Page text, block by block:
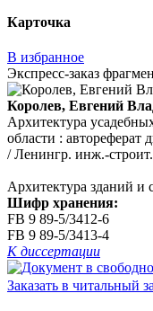
Карточка
В избранное
Экспресс-заказ
Королев, Евгений
Архитектура
области : автореферат
/ Ленингр. инж.-
Архитектура зданий и
Шифр хранения:
FB 9 89-5/3412-6
FB 9 89-5/3413-4
К диссертации
Заказать в читальный